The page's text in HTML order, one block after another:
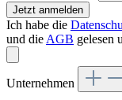
Jetzt anmelden
Ich habe die
und die AGB gelesen
Unternehmen